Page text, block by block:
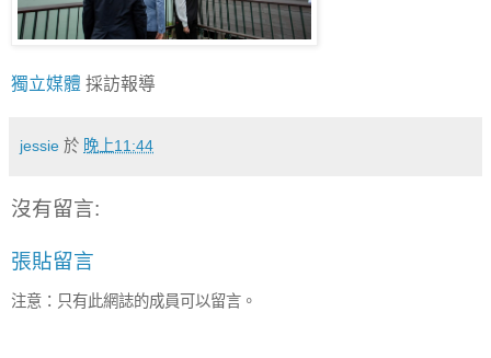
獨立媒體 採訪報導
jessie 於 晚上11:44
沒有留言:
張貼留言
注意：只有此網誌的成員可以留言。